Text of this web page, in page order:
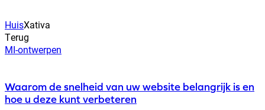
HuisXativa
Terug
MI-ontwerpen
Waarom de snelheid van uw website belangrijk is en
hoe u deze kunt verbeteren